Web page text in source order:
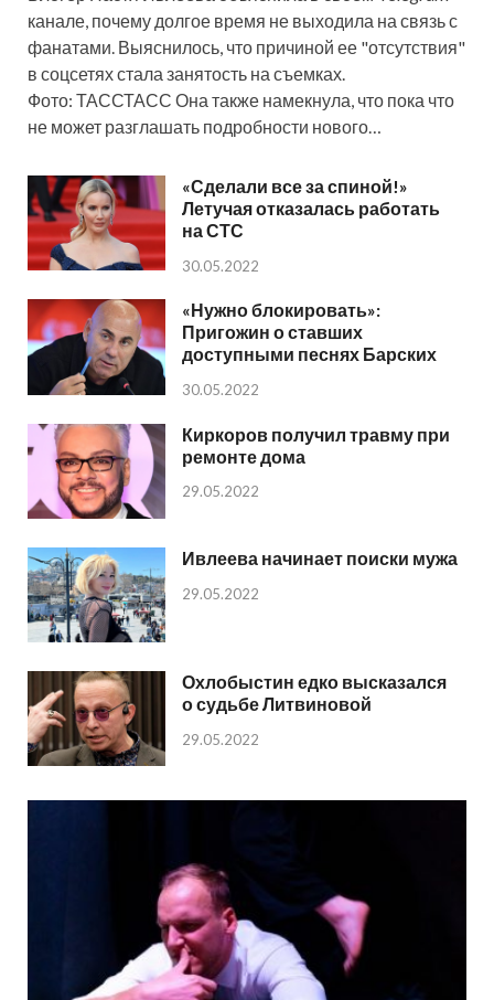
канале, почему долгое время не выходила на связь с
фанатами. Выяснилось, что причиной ее "отсутствия"
в соцсетях стала занятость на съемках.
Фото: ТАССТАСС Она также намекнула, что пока что
не может разглашать подробности нового…
«Сделали все за спиной!»
Летучая отказалась работать
на СТС
30.05.2022
«Нужно блокировать»:
Пригожин о ставших
доступными песнях Барских
30.05.2022
Киркоров получил травму при
ремонте дома
29.05.2022
Ивлеева начинает поиски мужа
29.05.2022
Охлобыстин едко высказался
о судьбе Литвиновой
29.05.2022